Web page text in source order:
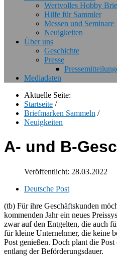
Wertvolles Hobby
Hilfe für Sammler
Messen und Seminare
Neuigkeiten
Über uns
Geschichte
Presse
Mediadaten
Aktuelle Seite:
Startseite /
Briefmarken Sammeln /
Neuigkeiten
A- und B-
Veröffentlicht: 28.03.2022
Deutsche Post
(tb) Für ihre Geschäftskunden
kommenden Jahr ein neues
zwar auf den Entgelten, die auch
für kleine Unternehmer, die keine
Post genießen. Doch plant die
entlang der Beförderungsdauer.